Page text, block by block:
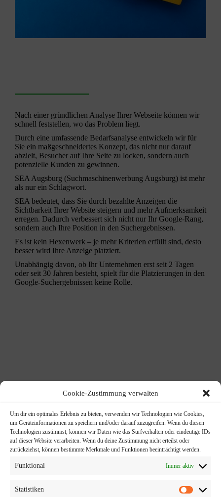
Cookie-Zustimmung verwalten
Um dir ein optimales Erlebnis zu bieten, verwenden wir Technologien wie Cookies,
um Geräteinformationen zu speichern und/oder darauf zuzugreifen. Wenn du diesen
Technologien zustimmst, können wir Daten wie das Surfverhalten oder eindeutige IDs
auf dieser Website verarbeiten. Wenn du deine Zustimmung nicht erteilst oder
zurückziehst, können bestimmte Merkmale und Funktionen beeinträchtigt werden.
Funktional Immer aktiv
Statistiken
Nach einer gründlichen Analyse Ihrer Webseite können wir
schnell feststellen, wo das Problem liegt.
Durch eine umfassende Bedarfsanalyse entwickeln wir für
Sie ein maßgeschneidertes Konzept, das nicht nur darauf
abzielt, Besucher auf Ihre Seite zu locken, sondern auch
potenzielle Kunden zu gewinnen.
SEA Augsburg (Suchmaschinenwerbung Augsburg) ist mehr
als nur ein Schlagwort.
SEA bedeutet, dass Sie durch bezahlte Anzeigen die
Sichtbarkeit Ihrer Website steigern und mehr Aufmerksamkeit
erregen. Dadurch verbessert sich nicht nur Ihr Google-Rang,
sondern auch Ihre Position in den Suchergebnissen.
Es ist kein Hexenwerk – je mehr Kriterien erfüllt sind, desto
besser wird Ihre Anzeige platziert.
Unabhängig davon, ob Ihr Unternehmen erst seit 2 Tagen
oder seit 30 Jahren besteht, spielt für die Platzierungen in den
Google-Suchergebnissen keine Rolle.
Persönlicher Ansprechpartner​